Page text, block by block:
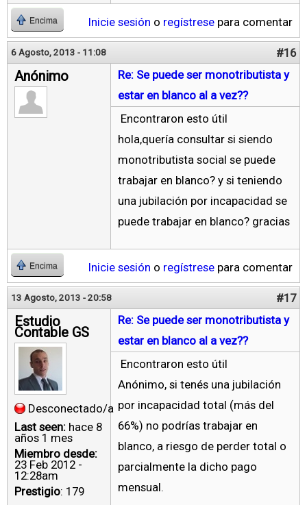
Encima Inicie sesión o regístrese para comentar
6 Agosto, 2013 - 11:08 #16
Anónimo
Re: Se puede ser monotributista y
estar en blanco al a vez??
Encontraron esto útil
hola,quería consultar si siendo
monotributista social se puede
trabajar en blanco? y si teniendo
una jubilación por incapacidad se
puede trabajar en blanco? gracias
Encima Inicie sesión o regístrese para comentar
13 Agosto, 2013 - 20:58 #17
Estudio
Contable GS
Desconectado/a
Last seen: hace 8
años 1 mes
Miembro desde:
23 Feb 2012 -
12:28am
Prestigio: 179
Re: Se puede ser monotributista y
estar en blanco al a vez??
Encontraron esto útil
Anónimo, si tenés una jubilación
por incapacidad total (más del
66%) no podrías trabajar en
blanco, a riesgo de perder total o
parcialmente la dicho pago
mensual.